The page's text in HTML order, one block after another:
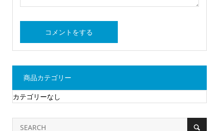
商品カテゴリー
カテゴリーなし